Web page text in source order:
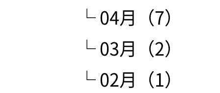
└ 04月（7）
└ 03月（2）
└ 02月（1）